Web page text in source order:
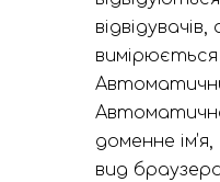
вимірюється
доменне
вид